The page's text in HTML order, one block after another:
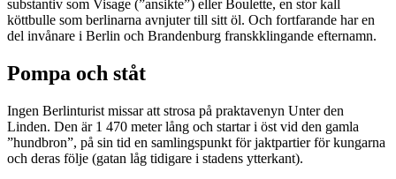
substantiv som Visage (”ansikte”) eller Boulette, en stor kall
köttbulle som berlinarna avnjuter till sitt öl. Och fortfarande har en
del invånare i Berlin och Brandenburg franskklingande efternamn.
Pompa och ståt
Ingen Berlinturist missar att strosa på praktavenyn Unter den
Linden. Den är 1 470 meter lång och startar i öst vid den gamla
”hundbron”, på sin tid en samlingspunkt för jaktpartier för kungarna
och deras följe (gatan låg tidigare i stadens ytterkant).